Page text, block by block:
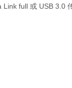
full 或 USB 3.0